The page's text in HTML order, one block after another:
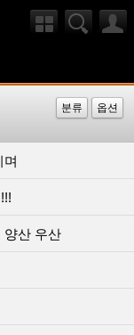
분류
옵션
양산 우산